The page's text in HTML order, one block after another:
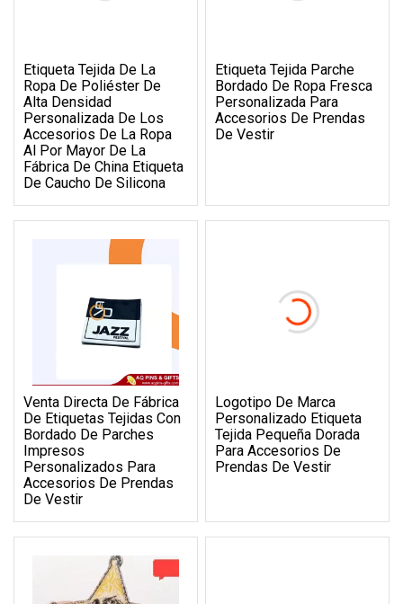
Etiqueta Tejida De La
Ropa De Poliéster De
Alta Densidad
Personalizada De Los
Accesorios De La Ropa
Al Por Mayor De La
Fábrica De China Etiqueta
De Caucho De Silicona
Etiqueta Tejida Parche
Bordado De Ropa Fresca
Personalizada Para
Accesorios De Prendas
De Vestir
Venta Directa De Fábrica
De Etiquetas Tejidas Con
Bordado De Parches
Impresos
Personalizados Para
Accesorios De Prendas
De Vestir
Logotipo De Marca
Personalizado Etiqueta
Tejida Pequeña Dorada
Para Accesorios De
Prendas De Vestir